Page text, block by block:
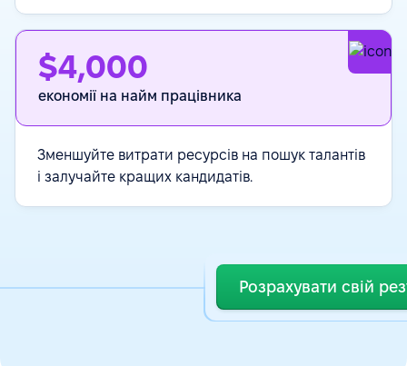
$4,000
економії на найм працівника
Зменшуйте витрати ресурсів на пошук талантів
і залучайте кращих кандидатів.
Розрахувати свій